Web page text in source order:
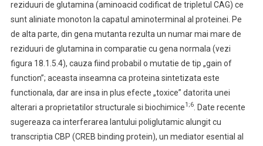
reziduuri de glutamina (aminoacid codificat de tripletul CAG) ce
sunt aliniate monoton la capatul aminoterminal al proteinei. Pe
de alta parte, din gena mutanta rezulta un numar mai mare de
reziduuri de glutamina in comparatie cu gena normala (vezi
figura 18.1.5.4), cauza fiind probabil o mutatie de tip „gain of
function”; aceasta inseamna ca proteina sintetizata este
functionala, dar are insa in plus efecte „toxice” datorita unei
alterari a proprietatilor structurale si biochimice1;6. Date recente
sugereaza ca interferarea lantului poliglutamic alungit cu
transcriptia CBP (CREB binding protein), un mediator esential al